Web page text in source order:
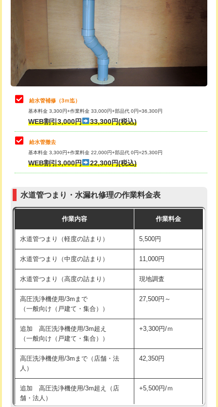
管・ポリ管・HT管使用/3ｍ超え)
排水管工事（土の掘削・埋め戻し作
11,000円~
排水管工事（排水管工事/3ｍまで） 55,000円
排水管工事（追加 排水管工事/3ｍ超
マス交換（土の掘削・埋め戻し作業）
マス交換（深さ50㎝未満）
マス交換（深さ50㎝以上）
コンクリート斫り（厚さ10㎝まで）
モルタル補修（厚さ10㎝超え） 38,500円
洗面台設置 38,500円
化粧台設置 22,000円
追加人工 16,500円
廃棄・処分 現場見積
※給水管工事は20mmまでの価格です。
8,800円
止水・漏水調査・防水処理・清掃・修
理・調整・分解・加工など（軽作業）
11,000円
止水・漏水調査・防水処理・清掃・修
理・調整・分解・加工など（中作業）
止水・漏水調査・防水処理・清掃・修
理・調整・分解・加工など（重作業）
33,000円
その他部品の脱着
交換・取付（タンク）
式）)
式・ワンホール）)
交換・取付(排水栓・排水トラップ
22,000円+材料費
持込商品取付（混合水栓）
持込商品取付（浄水器・分岐水栓） 16,500円
業）
排水管工事（追加 排水管工事/3ｍ超
給水管補修（3ｍ迄）
基本料金 3,300円+作業料金 33,000円+部品代 0円=36,300円
WEB割引3,000円 33,300円(税込)
給水管撤去
基本料金 3,300円+作業料金 22,000円+部品代 0円=25,300円
WEB割引3,000円 22,300円(税込)
水道管つまり・水漏れ修理の作業料金表
作業内容 作業料金
水道管つまり（軽度の詰まり） 5,500円
水道管つまり（中度の詰まり） 11,000円
水道管つまり（高度の詰まり） 現地調査
高圧洗浄機使用/3mまで
（一般向け（戸建て・集合））
27,500円～
追加 高圧洗浄機使用/3m超え
（一般向け（戸建て・集合））
+3,300円/ｍ
高圧洗浄機使用/3mまで（店舗・法
人）
42,350円
追加 高圧洗浄機使用/3m超え（店
舗・法人）
+5,500円/ｍ